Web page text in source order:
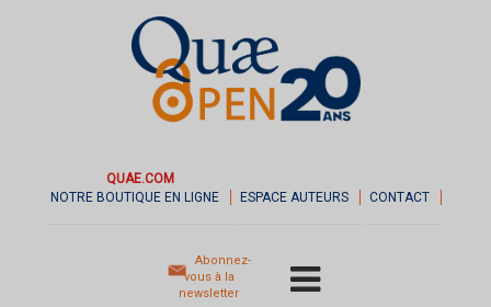
QUAE.COM
NOTRE BOUTIQUE EN LIGNE
ESPACE AUTEURS CONTACT
Abonnez-
vous à la
newsletter